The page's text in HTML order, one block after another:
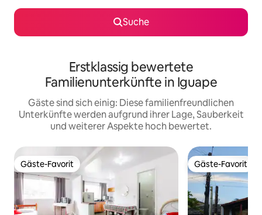
Suche
Erstklassig bewertete
Familienunterkünfte in Iguape
Gäste sind sich einig: Diese familienfreundlichen
Unterkünfte werden aufgrund ihrer Lage, Sauberkeit
und weiterer Aspekte hoch bewertet.
Gäste-Favorit
Gäste-Favorit Gäste-Favorit
Gäste-Favorit